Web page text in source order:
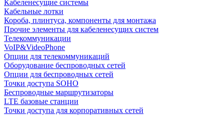
Кабеленесущие системы
Кабельные лотки
Короба, плинтуса, компоненты для монтажа
Прочие элементы для кабеленесущих систем
Телекоммуникации
VoIP&VideoPhone
Опции для телекоммуникаций
Оборудование беспроводных сетей
Опции для беспроводных сетей
Точки доступа SOHO
Беспроводные маршрутизаторы
LTE базовые станции
Точки доступа для корпоративных сетей